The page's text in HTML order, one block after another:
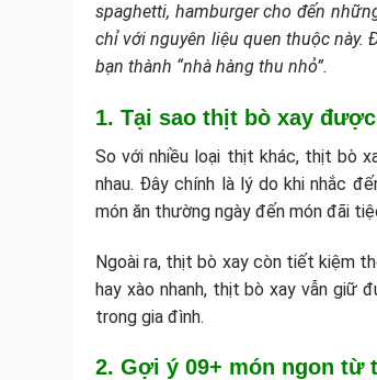
spaghetti, hamburger cho đến
chỉ với nguyên liệu quen thuộc này.
bạn thành “nhà hàng thu nhỏ”.
1. Tại sao thịt bò xay
So với nhiều loại thịt khác, thịt bò
nhau. Đây chính là lý do khi nhắc
món ăn thường ngày đến món đãi
Ngoài ra, thịt bò xay còn tiết kiệm
hay xào nhanh, thịt bò xay vẫn giữ
trong gia đình.
2. Gợi ý 09+ món ngon từ